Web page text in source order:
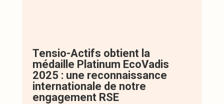
Tensio-Actifs obtient la
médaille Platinum EcoVadis
2025 : une reconnaissance
internationale de notre
engagement RSE